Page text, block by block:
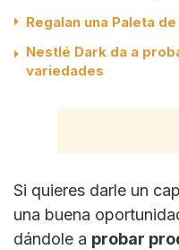
Regalan una Paleta
Nestlé Dark da a
variedades
Si quieres darle un
una buena
dándole a probar